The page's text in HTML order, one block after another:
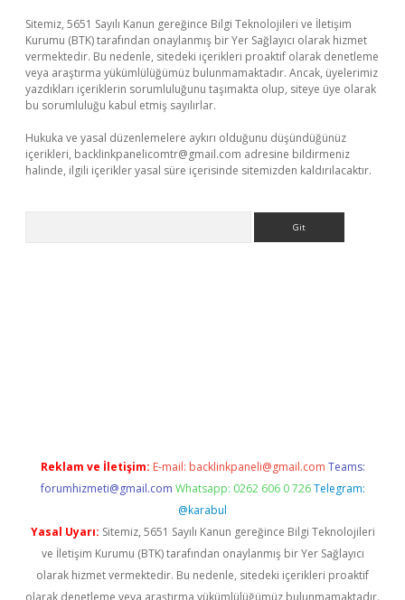
Sitemiz, 5651 Sayılı Kanun gereğince Bilgi Teknolojileri ve İletişim
Kurumu (BTK) tarafından onaylanmış bir Yer Sağlayıcı olarak hizmet
vermektedir. Bu nedenle, sitedeki içerikleri proaktif olarak denetleme
veya araştırma yükümlülüğümüz bulunmamaktadır. Ancak, üyelerimiz
yazdıkları içeriklerin sorumluluğunu taşımakta olup, siteye üye olarak
bu sorumluluğu kabul etmiş sayılırlar.
Hukuka ve yasal düzenlemelere aykırı olduğunu düşündüğünüz
içerikleri, backlinkpanelicomtr@gmail.com adresine bildirmeniz
halinde, ilgili içerikler yasal süre içerisinde sitemizden kaldırılacaktır.
Reklam ve İletişim: E-mail: backlinkpaneli@gmail.com Teams:
forumhizmeti@gmail.com Whatsapp: 0262 606 0 726 Telegram:
@karabul
Yasal Uyarı: Sitemiz, 5651 Sayılı Kanun gereğince Bilgi Teknolojileri
ve İletişim Kurumu (BTK) tarafından onaylanmış bir Yer Sağlayıcı
olarak hizmet vermektedir. Bu nedenle, sitedeki içerikleri proaktif
olarak denetleme veya araştırma yükümlülüğümüz bulunmamaktadır.